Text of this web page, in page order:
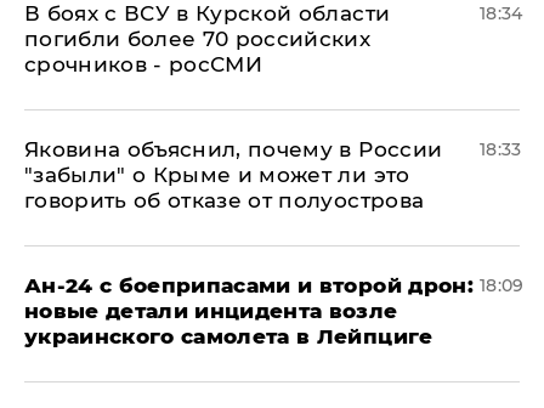
В боях с ВСУ в Курской области
погибли более 70 российских
срочников - росСМИ
18:34
Яковина объяснил, почему в России
"забыли" о Крыме и может ли это
говорить об отказе от полуострова
18:33
Ан-24 с боеприпасами и второй дрон:
новые детали инцидента возле
украинского самолета в Лейпциге
18:09